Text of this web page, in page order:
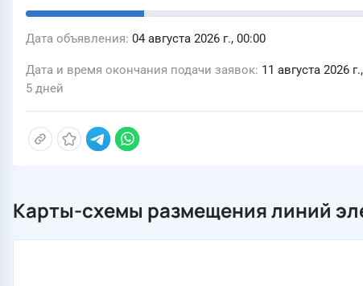
Дата объявления 04 августа 2026 г., 00:00
Дата и время окончания подачи заявок 11 августа 2026
5 дней
Карты-схемы размещения линий